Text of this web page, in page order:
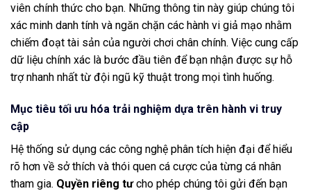
viên chính thức cho bạn. Những thông tin này giúp chúng tôi
xác minh danh tính và ngăn chặn các hành vi giả mạo nhằm
chiếm đoạt tài sản của người chơi chân chính. Việc cung cấp
dữ liệu chính xác là bước đầu tiên để bạn nhận được sự hỗ
trợ nhanh nhất từ đội ngũ kỹ thuật trong mọi tình huống.
Mục tiêu tối ưu hóa trải nghiệm dựa trên hành vi truy
cập
Hệ thống sử dụng các công nghệ phân tích hiện đại để hiểu
rõ hơn về sở thích và thói quen cá cược của từng cá nhân
tham gia. Quyền riêng tưcho phép chúng tôi gửi đến bạn